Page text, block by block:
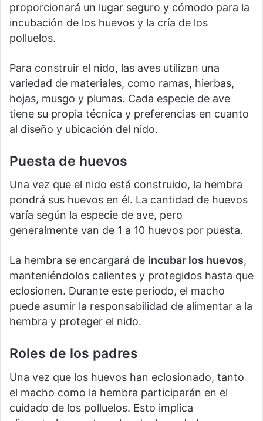
proporcionará un lugar seguro y cómodo para la
incubación de los huevos y la cría de los
polluelos.
Para construir el nido, las aves utilizan una
variedad de materiales, como ramas, hierbas,
hojas, musgo y plumas. Cada especie de ave
tiene su propia técnica y preferencias en cuanto
al diseño y ubicación del nido.
Puesta de huevos
Una vez que el nido está construido, la hembra
pondrá sus huevos en él. La cantidad de huevos
varía según la especie de ave, pero
generalmente van de 1 a 10 huevos por puesta.
La hembra se encargará de incubar los huevos,
manteniéndolos calientes y protegidos hasta que
eclosionen. Durante este periodo, el macho
puede asumir la responsabilidad de alimentar a la
hembra y proteger el nido.
Roles de los padres
Una vez que los huevos han eclosionado, tanto
el macho como la hembra participarán en el
cuidado de los polluelos. Esto implica